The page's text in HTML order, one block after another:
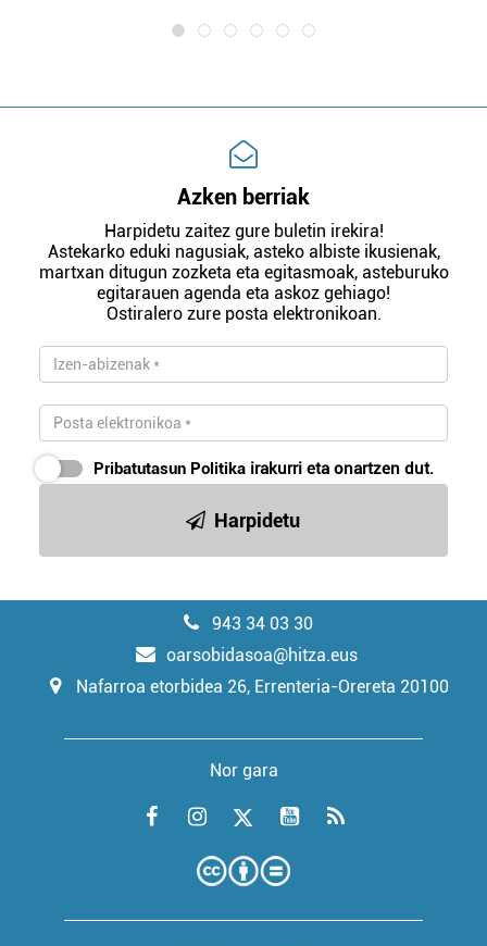
Azken berriak
Harpidetu zaitez gure buletin irekira!
Astekarko eduki nagusiak, asteko albiste ikusienak,
martxan ditugun zozketa eta egitasmoak, asteburuko
egitarauen agenda eta askoz gehiago!
Ostiralero zure posta elektronikoan.
Pribatutasun Politika irakurri eta onartzen dut.
Harpidetu
943 34 03 30
oarsobidasoa@hitza.eus
Nafarroa etorbidea 26, Errenteria-Orereta 20100
Nor gara